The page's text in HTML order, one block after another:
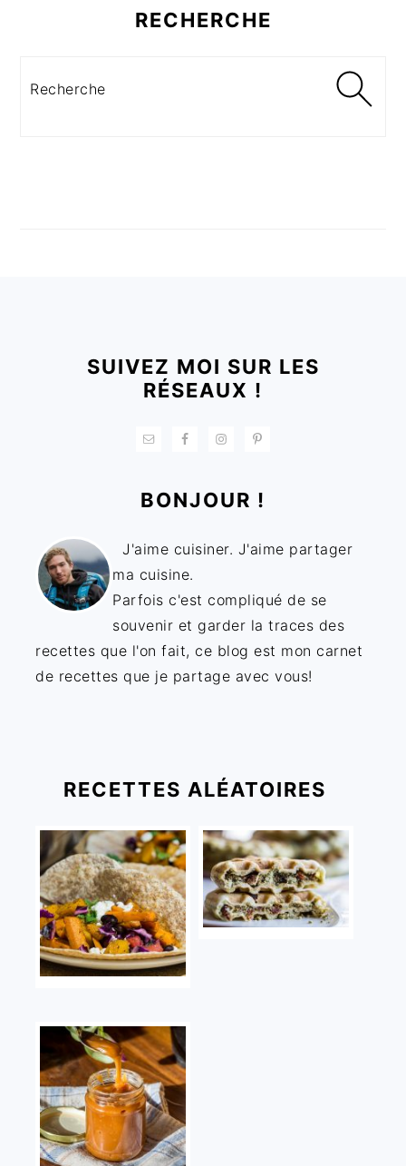
RECHERCHE
SUIVEZ MOI SUR LES
RÉSEAUX !
BONJOUR !
J'aime cuisiner. J'aime partager
ma cuisine.
Parfois c'est compliqué de se
souvenir et garder la traces des
recettes que l'on fait, ce blog est mon carnet
de recettes que je partage avec vous!
RECETTES ALÉATOIRES